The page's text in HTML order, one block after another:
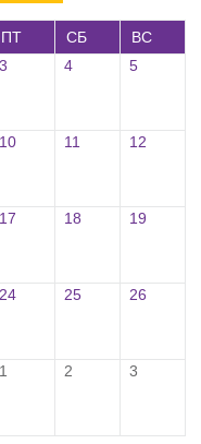
ПТ СБ
ВС
3 4 5
10 11 12
17 18 19
24 25 26
1 2 3